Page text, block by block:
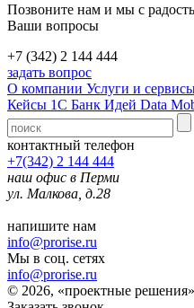
Позвоните нам и мы с
Ваши вопросы
+7 (342) 2 144 444
задать вопрос
О компании Услуги и
Кейсы 1С Банк Идей Data
контактный телефон
+7(342) 2 144 444
наш офис в Перми
ул. Малкова, д.28
напишите нам
info@prorise.ru
Мы в соц. сетях
info@prorise.ru
© 2026, «проектные решения»